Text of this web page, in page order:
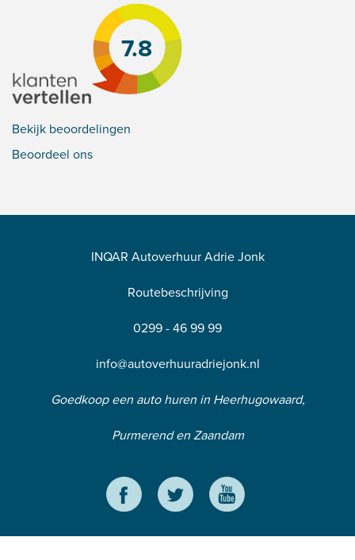
7.8
Bekijk beoordelingen
Beoordeel ons
INQAR Autoverhuur Adrie Jonk
Routebeschrijving
0299 - 46 99 99
info@autoverhuuradriejonk.nl
Goedkoop een auto huren in Heerhugowaard,
Purmerend en Zaandam